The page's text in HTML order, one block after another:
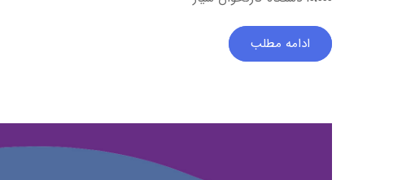
ادامه مطلب